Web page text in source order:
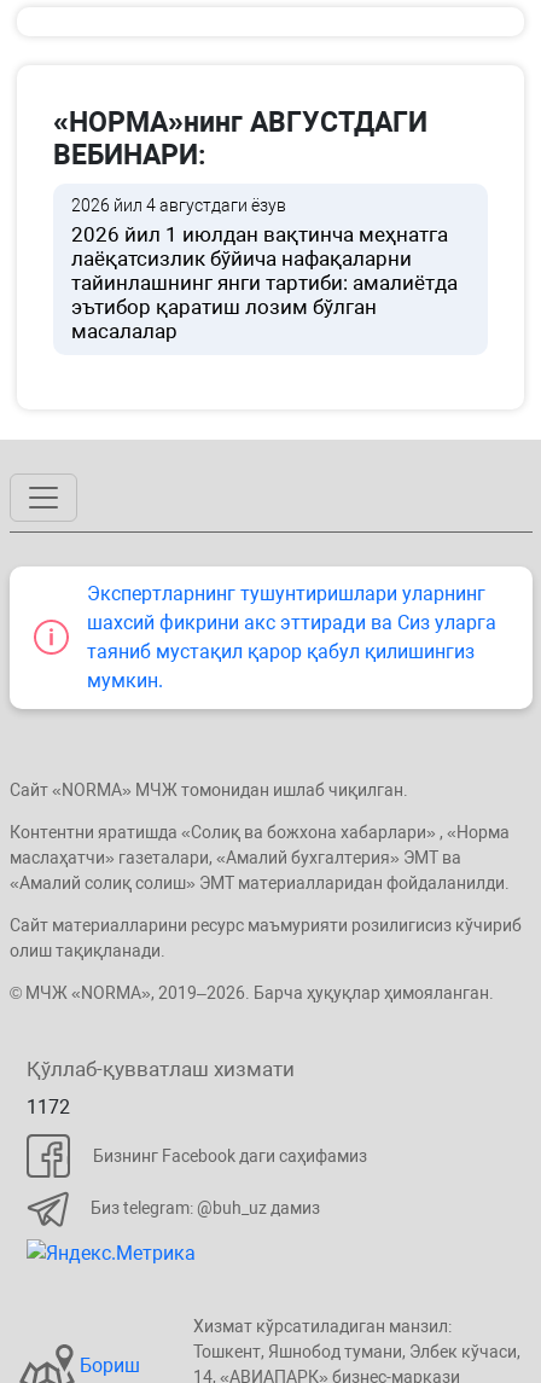
«НОРМА»нинг АВГУСТДАГИ
ВЕБИНАРИ:
2026 йил 4 августдаги ёзув
2026 йил 1 июлдан вақтинча меҳнатга
лаёқатсизлик бўйича нафақаларни
тайинлашнинг янги тартиби: амалиётда
эътибор қаратиш лозим бўлган
масалалар
Экспертларнинг тушунтиришлари уларнинг
шахсий фикрини акс эттиради ва Сиз уларга
таяниб мустақил қарор қабул қилишингиз
мумкин.
Сайт «NORMA» МЧЖ томонидан ишлаб чиқилган.
Контентни яратишда «Солиқ ва божхона хабарлари» , «Норма
маслаҳатчи» газеталари, «Амалий бухгалтерия» ЭМТ ва
«Амалий солиқ солиш» ЭМТ материалларидан фойдаланилди.
Сайт материалларини ресурс маъмурияти розилигисиз кўчириб
олиш тақиқланади.
© МЧЖ «NORMA», 2019–2026. Барча ҳуқуқлар ҳимояланган.
Қўллаб-қувватлаш хизмати
1172
Бизнинг Facebook даги саҳифамиз
Биз telegram: @buh_uz дамиз
Бориш
Хизмат кўрсатиладиган манзил:
Тошкент, Яшнобод тумани, Элбeк кўчаси,
14, «ABИАПAPК» бизнеc-маркази